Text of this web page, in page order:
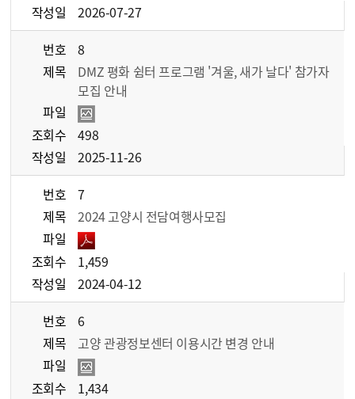
작성일
2026-07-27
번호
8
제목
DMZ 평화 쉼터 프로그램 '겨울, 새가 날다' 참가자
모집 안내
파일
조회수
498
작성일
2025-11-26
번호
7
제목
2024 고양시 전담여행사모집
파일
조회수
1,459
작성일
2024-04-12
번호
6
제목
고양 관광정보센터 이용시간 변경 안내
파일
조회수
1,434